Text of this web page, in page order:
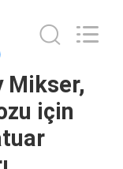
Mikser,
için